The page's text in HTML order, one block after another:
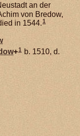
an der
von Bredow,
in 1544.1
+1 b. 1510, d.